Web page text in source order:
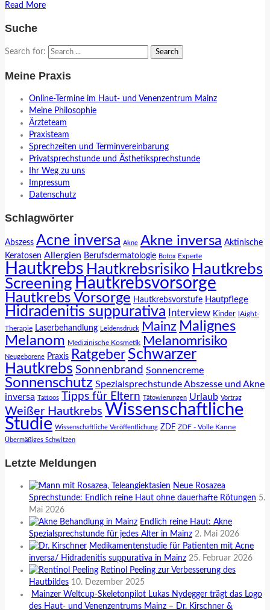
Read More
Suche
Search for:
Meine Praxis
Online-Termine im Haut- und Venenzentrum Mainz
Meine Philosophie
Ärzteteam
Praxisteam
Sprechzeiten und Terminvereinbarung
Privatsprechstunde und Ästhetiksprechstunde
Ihr Weg zu uns
Impressum
Datenschutz
Schlagwörter
Abszess Acne inversa Akne Akne inversa Aktinische
Keratosen Allergien Berufsdermatologie Botox Experte
Hautkrebs Hautkrebsrisiko Hautkrebs
Screening Hautkrebsvorsorge
Hautkrebs Vorsorge Hautkrebsvorstufe Hautpflege
Hidradenitis suppurativa Interview Kinder lAight-
Therapie Laserbehandlung Leidensdruck Mainz Malignes
Melanom Medizinische Kosmetik Melanomrisiko
Neugeborene Praxis Ratgeber Schwarzer
Hautkrebs Sonnenbrand Sonnencreme
Sonnenschutz Spezialsprechstunde Abszesse und Akne
inversa Tattoos Tipps für Eltern Tätowierungen Urlaub Vortrag
Weißer Hautkrebs Wissenschaftliche
Studie Wissenschaftliche Veröffentlichung ZDF ZDF - Volle Kanne
Übermäßiges Schwitzen
Letzte Meldungen
Neue Rosazea
Sprechstunde: Endlich reine Haut ohne dauerhafte Rötungen 5.
Mai 2026
Endlich reine Haut: Akne
Spezialsprechstunde für jedes Alter in Mainz 2. Mai 2026
Medikamentenstudie für Patienten mit Acne
inversa/ Hidradenitis suppurativa in Mainz 25. Februar 2026
Retinol Peeling zur Verbesserung des
Hautbildes 10. Dezember 2025
Mainzer Weltcup-Skeletonpilot Lukas Nydegger trägt das Logo
des Haut- und Venenzentrums Mainz – Dr. Kirschner &